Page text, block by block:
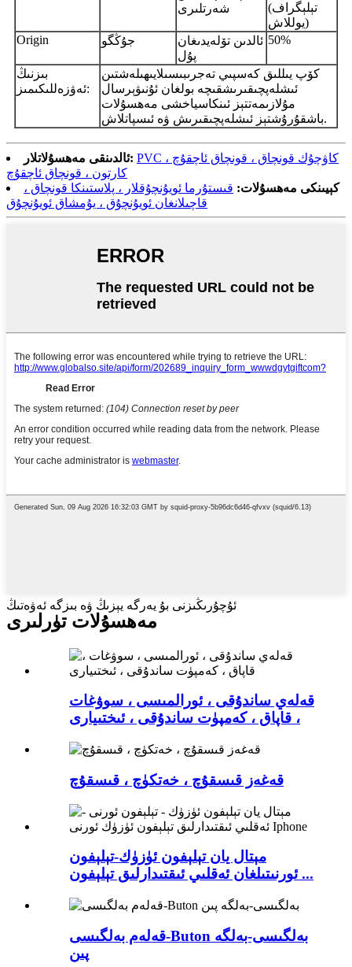
شەرتلىرى
(تېلېگراف
يوللاش)
Origin
جۇڭگو
ئالدىن تۆلەيدىغان
پۇل
50%
بىزنىڭ
ئەۋزەللىكىمىز:
كۆپ يىللىق كەسپىي تەجرىبىسىلايىھىلەشتىن
ئىشلەپچىقىرىشقىچە بولغان ئۇنىۋېرسال
مۇلازىمەتتېز ئىنكاسياخشى مەھسۇلات
باشقۇرۇشتېز ئىشلەپچىقىرىش ۋە ئىسپاتلاش.
ئالدىنقى مەھسۇلاتلار: PVC كاۋچۇك قونچاق ، قونچاق ئاچقۇچ ،
كارتون ، قونچاق ئاچقۇچ
كېيىنكى مەھسۇلات: قىستۇرما ئويۇنچۇقلار ، پلاستىنكا قونچاق ،
قاچىلانغان ئويۇنچۇق ، يۇمشاق ئويۇنچۇق
ئۇچۇرىڭىزنى بۇ يەرگە يېزىڭ ۋە بىزگە ئەۋەتىڭ
مەھسۇلات تۈرلىرى
قەلەي ساندۇقى ، ئورالمىسى ، سوۋغات
، قاپاق ، كەمپۈت ساندۇقى ، ئىختىيارى
قەغەز قىسقۇچ ، خەتكۈچ ، قىسقۇچ
مېتال يان تېلېفون ئۈزۈك-تېلېفون
ئورنىتىلغان ئەقلىي ئىقتىدارلىق تېلېفون ...
قەلەم بەلگىسى-Buton بەلگىسى-بەلگە
پىن